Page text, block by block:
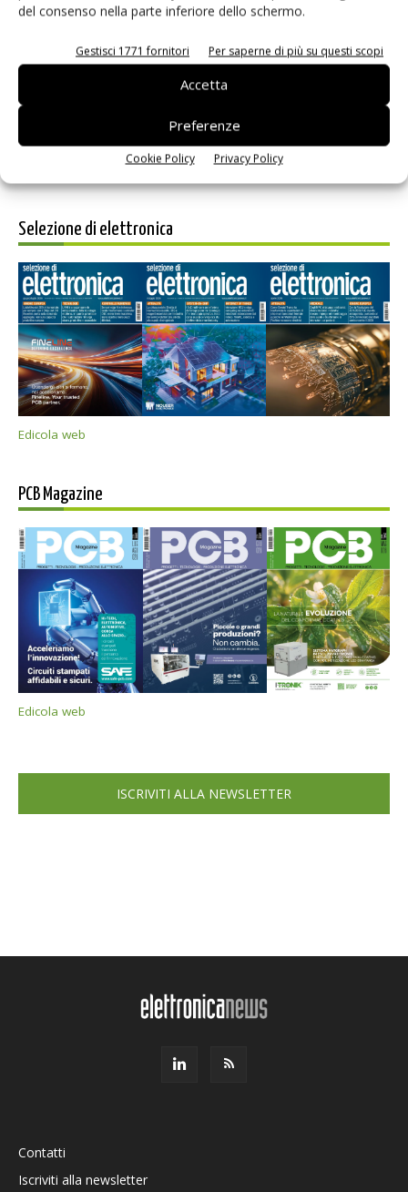
del consenso nella parte inferiore dello schermo.
Gestisci 1771 fornitori Per saperne di più su questi scopi
Accetta
Preferenze
Cookie Policy Privacy Policy
Salva il mio nome, email e sito web in questo browser per i
prossimi commenti.
Selezione di elettronica
Edicola web
PCB Magazine
Edicola web
ISCRIVITI ALLA NEWSLETTER
Contatti
Iscriviti alla newsletter